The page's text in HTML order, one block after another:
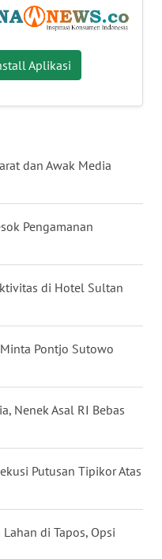
Aplikasi
dan Awak Media
Pengamanan
di Hotel Sultan
Pontjo Sutowo
Nenek Asal RI Bebas
Putusan Tipikor Atas
di Tapos, Opsi